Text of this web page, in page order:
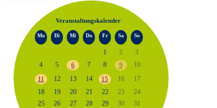
Veranstaltungskalender
Mo Di Mi Do Fr Sa So
1 2
3
4
5 6 7 8 9
10
11
12 13 14 15 16
17
18
19 20 21 22 23
24
25
26 27 28 29 30 31